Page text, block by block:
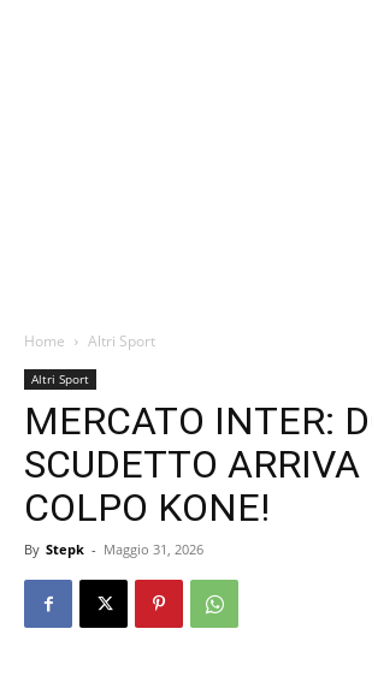
Home Altri Sport
Altri Sport
MERCATO INTER:
SCUDETTO ARRIVA
COLPO KONE!
By Stepk - Maggio 31, 2026